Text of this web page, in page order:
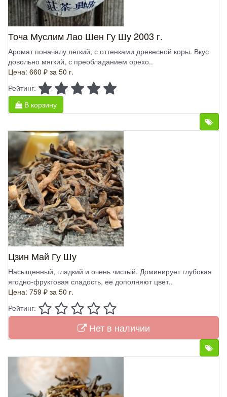
Точа Муслим Лао Шен Гу Шу 2003 г.
Аромат поначалу лёгкий, с оттенками древесной коры. Вкус
довольно мягкий, с преобладанием орехо..
Цена: 660 ₽ за 50 г.
Рейтинг:
В корзину
Цзин Май Гу Шу
Насыщенный, гладкий и очень чистый. Доминирует глубокая
ягодно-фруктовая сладость, ее дополняют цвет..
Цена: 759 ₽ за 50 г.
Рейтинг:
Нет в наличии